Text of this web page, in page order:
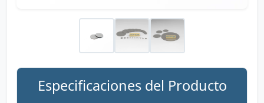
Especificaciones del Producto